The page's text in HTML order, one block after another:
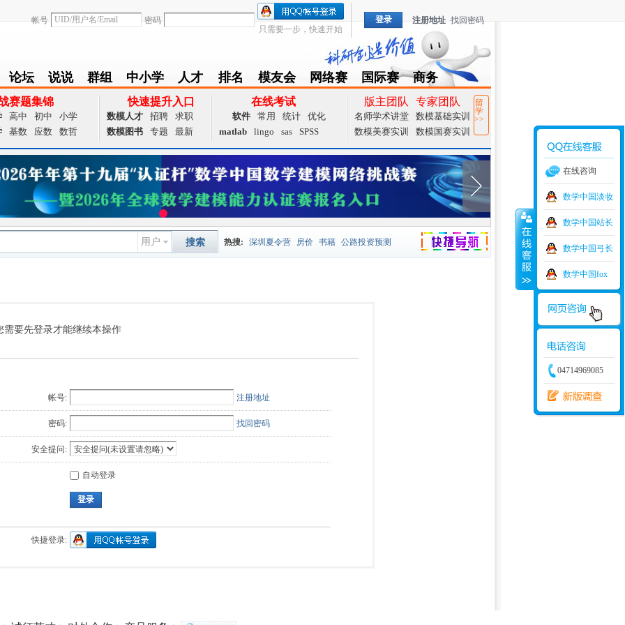
帐号
密码
只需要一步，快速开始
登录 注册地址 找回密码
论坛
BBS
说说
Follow
群组
group
中小学
zxx
人才
achieve
排名
Ranklist
模友会
Club
网络赛
TZMCM
国际赛
CAMCM
商务
Special
赛题集锦
高中 初中
小学
基数 应数 数哲
快速提升入口
数模人才 招聘
求职
数模图书
专题 最新
在线考试
软件 常用 统计
优化
matlab
lingo sas SPSS
版主团队 专家团队
名师学术讲堂
数模基础实训
数模美赛实训
数模国赛实训
留
学
>>
捷导航
用户 搜索 热搜: 深圳夏令营 房价 书籍 公路投资预测
需要先登录才能继续本操作
帐号: 注册地址
密码: 找回密码
安全提问:
自动登录
登录
快捷登录:
在线咨询
数学中国淡妆
数学中国站长
数学中国弓长
数学中国fox
04714969085